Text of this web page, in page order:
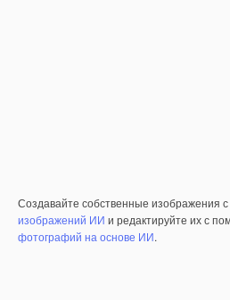
Создавайте собственные изображения
изображений ИИ и редактируйте их с
фотографий на основе ИИ.